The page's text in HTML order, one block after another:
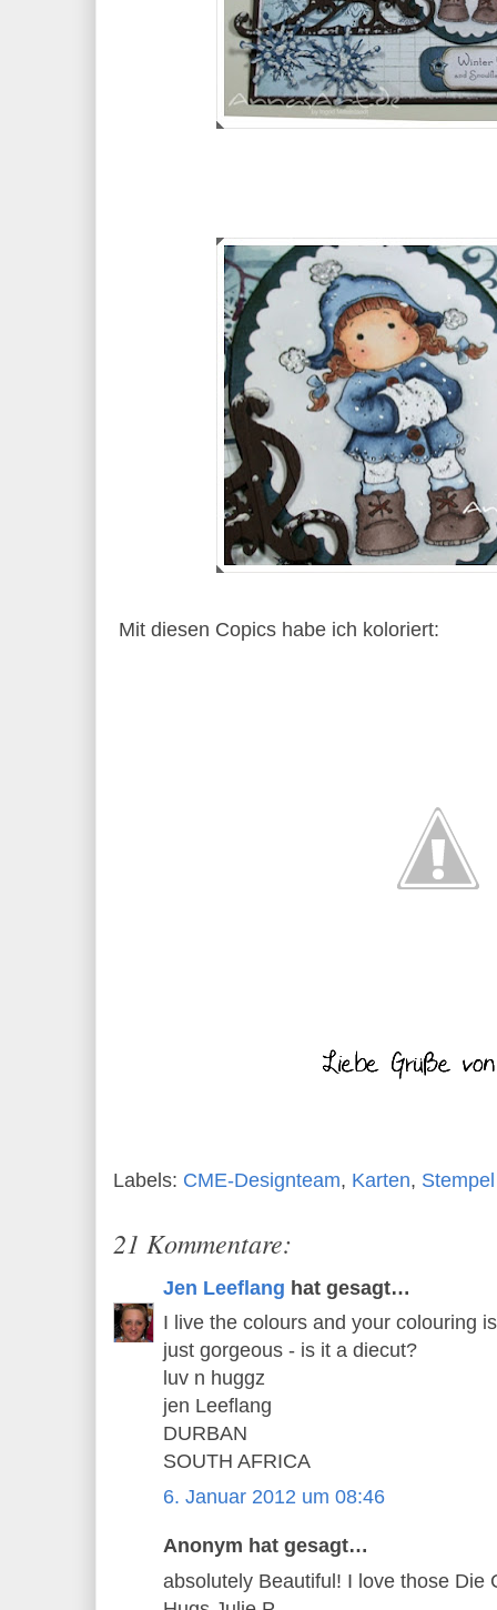
Mit diesen Copics habe ich koloriert:
Labels: CME-Designteam, Karten, Stempel
21 Kommentare:
Jen Leeflang hat gesagt…
I live the colours and your colouring
just gorgeous - is it a diecut?
luv n huggz
jen Leeflang
DURBAN
SOUTH AFRICA
6. Januar 2012 um 08:46
Anonym hat gesagt…
absolutely Beautiful! I love those Die